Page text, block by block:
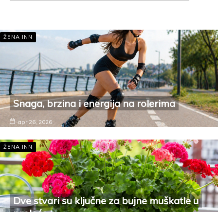
ŽENA INN
Snaga, brzina i energija na rolerima
apr 26, 2026
ŽENA INN
Dve stvari su ključne za bujne muškatle u